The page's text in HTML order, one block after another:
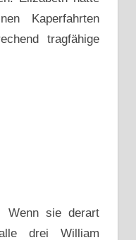
Kaperfahrten
tragfähige
Wenn sie derart
drei William